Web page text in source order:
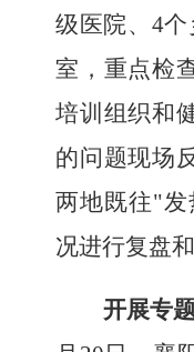
级医院、 4个
室，重点检
培训组织和
的问题现场
两地既往"
况进行复盘和
开展专